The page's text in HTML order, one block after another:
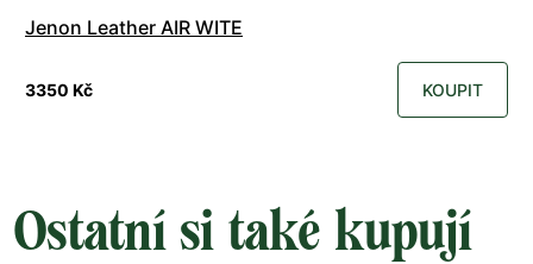
Jenon Leather AIR WITE
3350 Kč KOUPIT
Ostatní si také kupují